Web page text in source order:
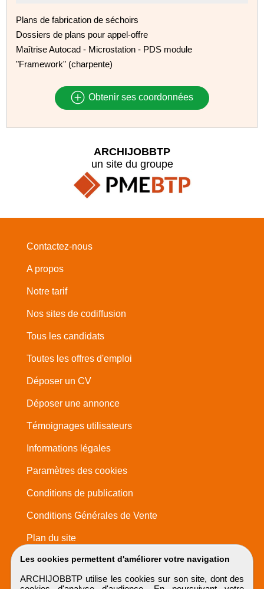
Plans de fabrication de séchoirs
Dossiers de plans pour appel-offre
Maîtrise Autocad - Microstation - PDS module
"Framework" (charpente)
Obtenir ses coordonnées
Les cookies permettent d'améliorer votre navigation
ARCHIJOBBTP utilise les cookies sur son site, dont des
ARCHIJOBBTP
un site du groupe
Contactez-nous
A propos
Notre tarif
Nos sites de codiffusion
Tous les candidats
Toutes les offres d'emploi
Déposer un CV
Déposer une annonce
Témoignages utilisateurs
Informations légales
Paramètres des cookies
Conditions de publication
Conditions Générales de Vente
Plan du site